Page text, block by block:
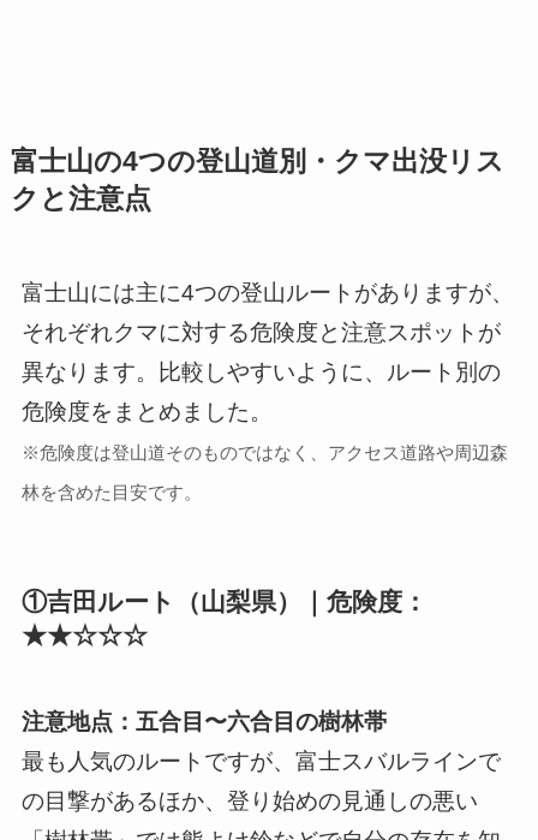
富士山の4つの登山道別・クマ出没リス
クと注意点
富士山には主に4つの登山ルートがありますが、
それぞれクマに対する危険度と注意スポットが
異なります。比較しやすいように、ルート別の
危険度をまとめました。
※危険度は登山道そのものではなく、アクセス道路や周辺森
林を含めた目安です。
①吉田ルート（山梨県）｜危険度：
★★☆☆☆
注意地点：五合目〜六合目の樹林帯
最も人気のルートですが、富士スバルラインで
の目撃があるほか、登り始めの見通しの悪い